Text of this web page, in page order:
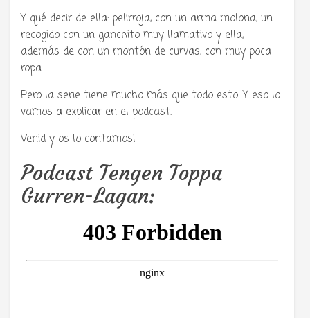
Y qué decir de ella: pelirroja, con un arma molona, un
recogido con un ganchito muy llamativo y ella,
además de con un montón de curvas, con muy poca
ropa.
Pero la serie tiene mucho más que todo esto. Y eso lo
vamos a explicar en el podcast.
Venid y os lo contamos!
Podcast Tengen Toppa
Gurren-Lagan: